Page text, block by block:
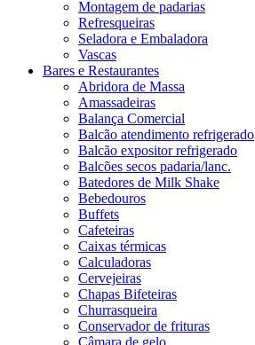
Montagem de padarias
Refresqueiras
Seladora e Embaladora
Vascas
Bares e Restaurantes
Abridora de Massa
Amassadeiras
Balança Comercial
Balcão atendimento refrigerado
Balcão expositor refrigerado
Balcões secos padaria/lanc.
Batedores de Milk Shake
Bebedouros
Buffets
Cafeteiras
Caixas térmicas
Calculadoras
Cervejeiras
Chapas Bifeteiras
Churrasqueira
Conservador de frituras
Câmara de gelo